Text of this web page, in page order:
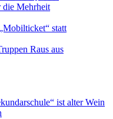
die Mehrheit
statt
Raus aus
ist alter Wein